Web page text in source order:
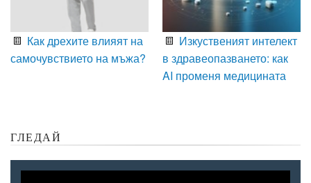
Как дрехите влияят на
самочувствието на мъжа?
Изкуственият интелект
в здравеопазването: как
AI променя медицината
ГЛЕДАЙ